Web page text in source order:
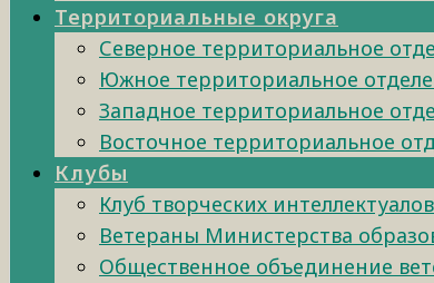
Территориальные округа
Северное территориальное
Южное территориальное
Западное территориальное
Восточное территориальное
Клубы
Клуб творческих
Ветераны Министерства
Общественное объединение